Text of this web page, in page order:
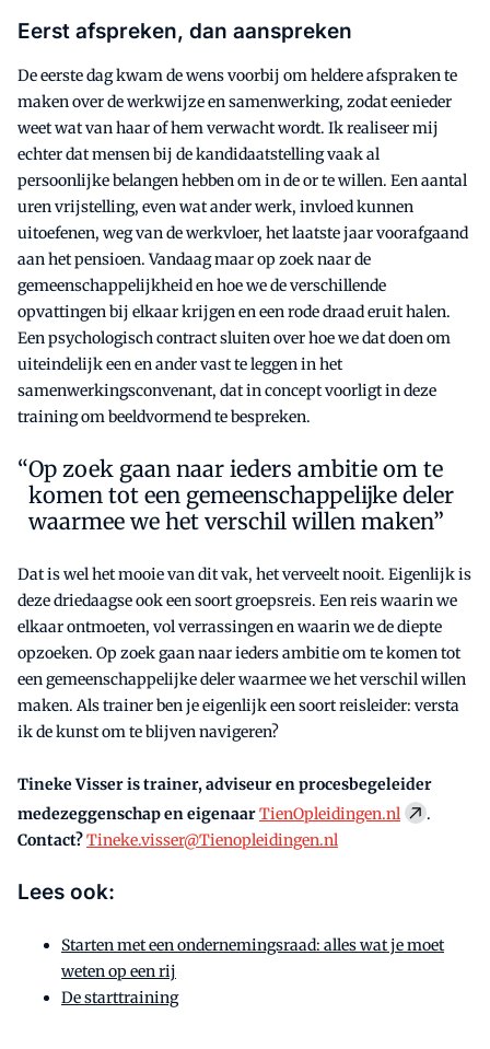
Eerst afspreken, dan aanspreken
De eerste dag kwam de wens voorbij om heldere afspraken te
maken over de werkwijze en samenwerking, zodat eenieder
weet wat van haar of hem verwacht wordt. Ik realiseer mij
echter dat mensen bij de kandidaatstelling vaak al
persoonlijke belangen hebben om in de or te willen. Een aantal
uren vrijstelling, even wat ander werk, invloed kunnen
uitoefenen, weg van de werkvloer, het laatste jaar voorafgaand
aan het pensioen. Vandaag maar op zoek naar de
gemeenschappelijkheid en hoe we de verschillende
opvattingen bij elkaar krijgen en een rode draad eruit halen.
Een psychologisch contract sluiten over hoe we dat doen om
uiteindelijk een en ander vast te leggen in het
samenwerkingsconvenant, dat in concept voorligt in deze
training om beeldvormend te bespreken.
Op zoek gaan naar ieders ambitie om te
komen tot een gemeenschappelijke deler
waarmee we het verschil willen maken”
Dat is wel het mooie van dit vak, het verveelt nooit. Eigenlijk is
deze driedaagse ook een soort groepsreis. Een reis waarin we
elkaar ontmoeten, vol verrassingen en waarin we de diepte
opzoeken. Op zoek gaan naar ieders ambitie om te komen tot
een gemeenschappelijke deler waarmee we het verschil willen
maken. Als trainer ben je eigenlijk een soort reisleider: versta
ik de kunst om te blijven navigeren?
Tineke Visser is trainer, adviseur en procesbegeleider
medezeggenschap en eigenaarTienOpleidingen.nl
.
Contact?Tineke.visser@Tienopleidingen.nl
Lees ook:
Starten met een ondernemingsraad: alles wat je moet
weten op een rij
De starttraining